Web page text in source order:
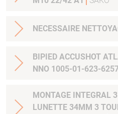
NECESSAIRE
BIPIED ACCUSHOT
NNO 1005-01-623-
MONTAGE INTEGRAL
LUNETTE 34MM 3